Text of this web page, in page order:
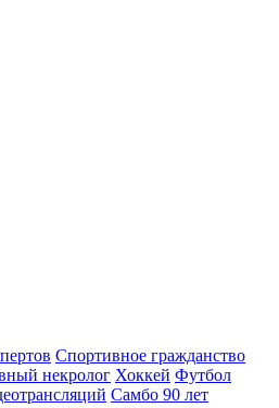
Спортивное гражданство
некролог Хоккей Футбол
Самбо 90 лет